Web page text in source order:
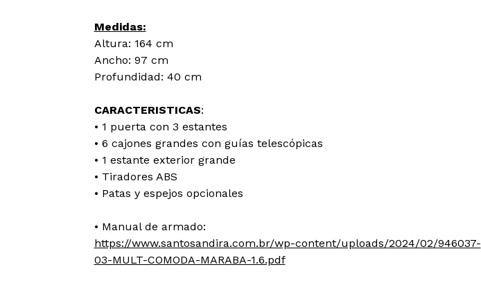
Medidas:
Altura: 164 cm
Ancho: 97 cm
Profundidad: 40 cm
CARACTERISTICAS:
• 1 puerta con 3 estantes
• 6 cajones grandes con guías telescópicas
• 1 estante exterior grande
• Tiradores ABS
• Patas y espejos opcionales
• Manual de armado:
https://www.santosandira.com.br/wp-content/uploads/2024/02/946037-
03-MULT-COMODA-MARABA-1.6.pdf